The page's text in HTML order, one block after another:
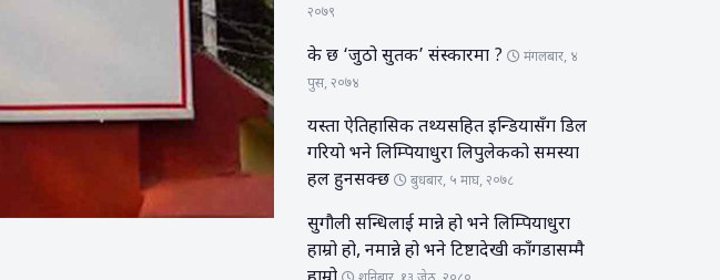
२०७९
के छ ‘जुठो सुतक’ संस्कारमा ?
मंगलबार, ४
पुस, २०७४
यस्ता ऐतिहासिक तथ्यसहित इन्डियासँग डिल
गरियो भने लिम्पियाधुरा लिपुलेकको समस्या
हल हुनसक्छ
बुधबार, ५ माघ, २०७८
सुगौली सन्धिलाई मान्ने हो भने लिम्पियाधुरा
हाम्रो हो, नमान्ने हो भने टिष्टादेखी काँगडासम्मै